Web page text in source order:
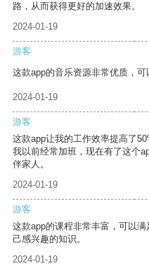
路，从而获得更好的加速效果。
2024-01-19
游客
这款app的音乐资源非常优质，可
2024-01-19
游客
这款app让我的工作效率提高了
我以前经常加班，现在有了这个
伴家人。
2024-01-19
游客
这款app的课程非常丰富，可以
己感兴趣的知识。
2024-01-19